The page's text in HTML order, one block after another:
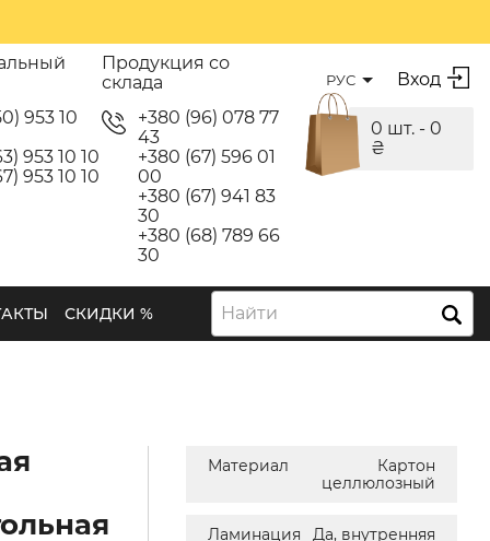
953 10
953 10 10
953 10 10
Продукция со
склада
+380 (96) 078 77
43
+380 (67) 596 01
00
+380 (67) 941 83
30
+380 (68) 789 66
30
РУС Вход
0 шт. - 0
₴
СКИДКИ % Найти
Материал
Картон
целлюлозный
Ламинация Да, внутренняя